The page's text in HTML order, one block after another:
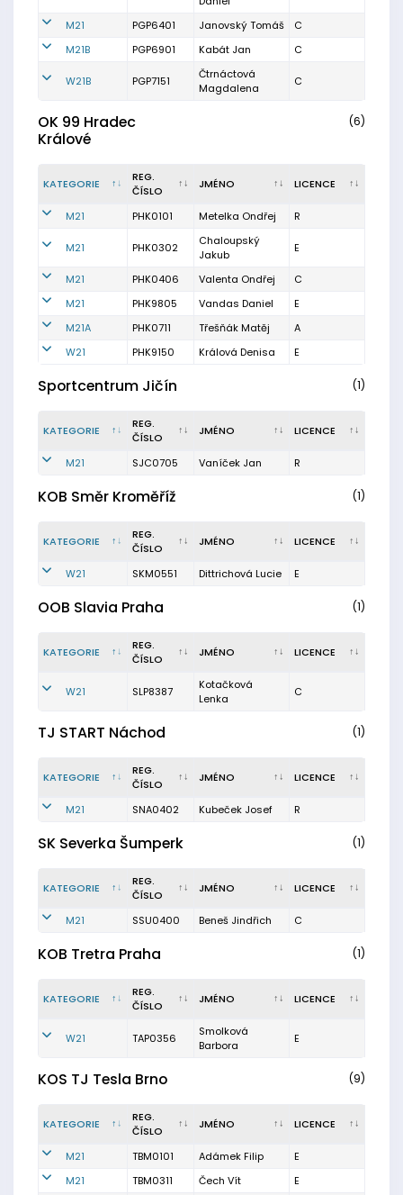
M21 PGP6401 Janovský Tomáš
C
M21B
PGP6901 Kabát Jan C
W21B PGP7151
Čtrnáctová
Magdalena
C
OK 99 Hradec
Králové
(6)
KATEGORIE
REG.
ČÍSLO
JMÉNO LICENCE
M21 PHK0101 Metelka Ondřej R
M21 PHK0302
Chaloupský
Jakub
E
M21 PHK0406 Valenta Ondřej
C
M21
PHK9805 Vandas Daniel
E
M21A
PHK0711 Třešňák Matěj
A
W21
PHK9150 Králová Denisa E
Sportcentrum Jičín (1)
KATEGORIE
REG.
ČÍSLO
JMÉNO LICENCE
M21 SJC0705 Vaníček Jan R
KOB Směr Kroměříž (1)
KATEGORIE
REG.
ČÍSLO
JMÉNO LICENCE
W21 SKM0551 Dittrichová Lucie E
OOB Slavia Praha (1)
KATEGORIE
REG.
ČÍSLO
JMÉNO LICENCE
W21 SLP8387
Kotačková
Lenka
C
TJ START Náchod (1)
KATEGORIE
REG.
ČÍSLO
JMÉNO LICENCE
M21 SNA0402 Kubeček Josef R
SK Severka Šumperk (1)
KATEGORIE
REG.
ČÍSLO
JMÉNO LICENCE
M21 SSU0400 Beneš Jindřich C
KOB Tretra Praha (1)
KATEGORIE
REG.
ČÍSLO
JMÉNO LICENCE
W21 TAP0356
Smolková
Barbora
E
KOS TJ Tesla Brno (9)
KATEGORIE
REG.
ČÍSLO
JMÉNO LICENCE
M21 TBM0101 Adámek Filip
E
M21
TBM0311 Čech Vít
E